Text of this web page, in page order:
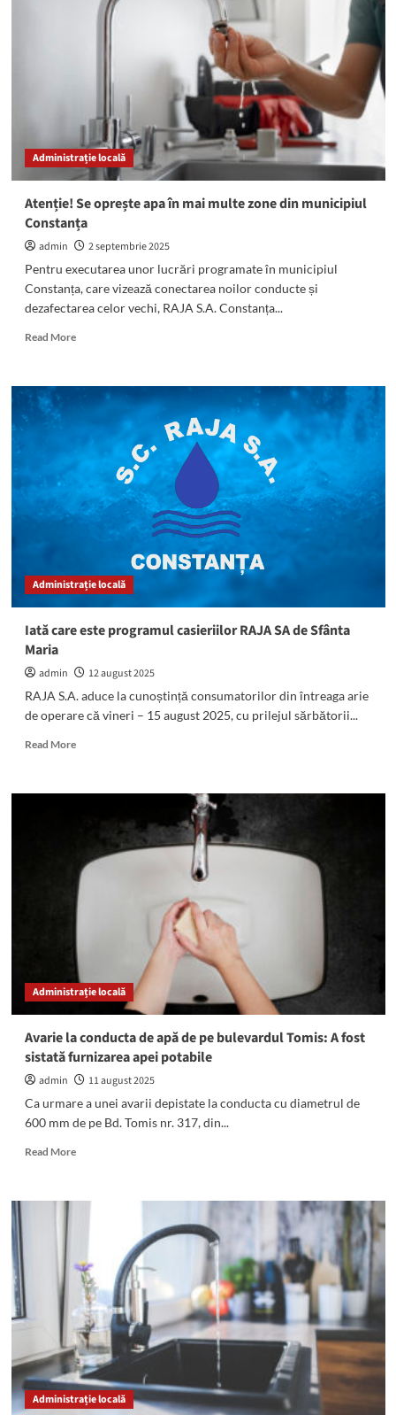
localitățile
Năvodari
Administrație locală
Atenție! Se oprește apa în mai multe zone din municipiul
Constanța
admin
2 septembrie 2025
Pentru executarea unor lucrări programate în municipiul
Constanța, care vizează conectarea noilor conducte și
dezafectarea celor vechi, RAJA S.A. Constanța...
Read MoreRead
Atenție!
în
multe
zone
din
municipiul
Administrație locală
Iată care este programul casieriilor RAJA SA de Sfânta
Maria
admin
12 august 2025
RAJA S.A. aduce la cunoștință consumatorilor din întreaga arie
de operare că vineri – 15 august 2025, cu prilejul sărbătorii...
Read MoreRead
Iată
programul
casieriilor
RAJA
SA
de
Administrație locală
Avarie la conducta de apă de pe bulevardul Tomis: A fost
sistată furnizarea apei potabile
admin
11 august 2025
Ca urmare a unei avarii depistate la conducta cu diametrul de
600 mm de pe Bd. Tomis nr. 317, din...
Read MoreRead
Avarie
apă
de
pe
bulevardul
Tomis:
A
fost
sistată
furnizarea
Administrație locală